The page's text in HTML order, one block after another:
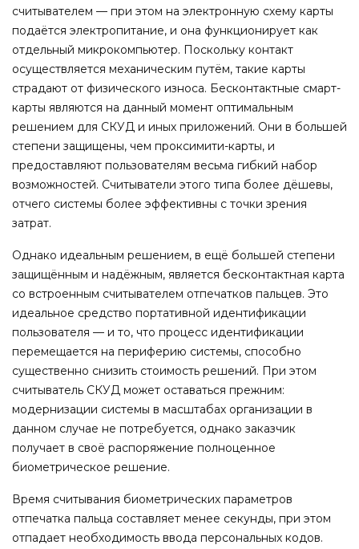
считывателем — при этом на электронную схему карты
подаётся электропитание, и она функционирует как
отдельный микрокомпьютер. Поскольку контакт
осуществляется механическим путём, такие карты
страдают от физического износа. Бесконтактные смарт-
карты являются на данный момент оптимальным
решением для СКУД и иных приложений. Они в большей
степени защищены, чем проксимити-карты, и
предоставляют пользователям весьма гибкий набор
возможностей. Считыватели этого типа более дёшевы,
отчего системы более эффективны с точки зрения
затрат.
Однако идеальным решением, в ещё большей степени
защищённым и надёжным, является бесконтактная карта
со встроенным считывателем отпечатков пальцев. Это
идеальное средство портативной идентификации
пользователя — и то, что процесс идентификации
перемещается на периферию системы, способно
существенно снизить стоимость решений. При этом
считыватель СКУД может оставаться прежним:
модернизации системы в масштабах организации в
данном случае не потребуется, однако заказчик
получает в своё распоряжение полноценное
биометрическое решение.
Время считывания биометрических параметров
отпечатка пальца составляет менее секунды, при этом
отпадает необходимость ввода персональных кодов.